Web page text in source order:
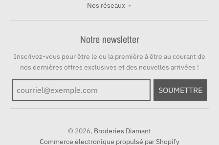
Nos réseaux
Notre newsletter
Inscrivez-vous pour être le ou la première à être au courant de
nos dernières offres exclusives et des nouvelles arrivées !
SOUMETTRE
© 2026, Broderies Diamant
Commerce électronique propulsé par Shopify